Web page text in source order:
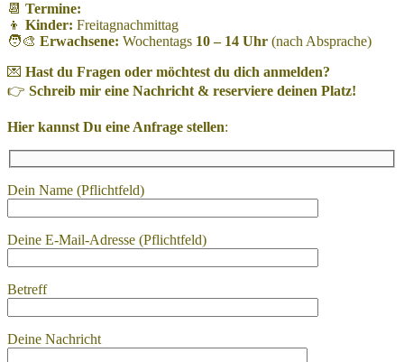
📆 Termine:
👦 Kinder: Freitagnachmittag
🧑‍🎨 Erwachsene: Wochentags 10 – 14 Uhr (nach Absprache)
💌 Hast du Fragen oder möchtest du dich anmelden?
👉 Schreib mir eine Nachricht & reserviere deinen Platz!
Hier kannst Du eine Anfrage stellen:
Dein Name (Pflichtfeld)
Deine E-Mail-Adresse (Pflichtfeld)
Betreff
Deine Nachricht